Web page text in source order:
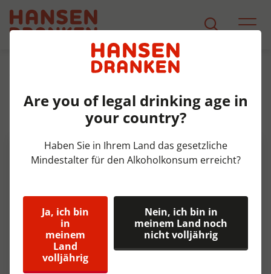
Produkt Detail
Texels Skuumkoppe Doos 6x75
Are you of legal drinking age in
your country?
Haben Sie in Ihrem Land das gesetzliche
Mindestalter für den Alkoholkonsum erreicht?
Ja, ich bin
in
meinem
Land
volljährig
Nein, ich bin in
meinem Land noch
nicht volljährig